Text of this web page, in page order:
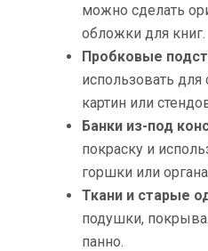
можно сделать
обложки для книг.
Пробковые
использовать для
картин или
Банки из-под
покраску и
горшки или
Ткани и старые
подушки,
панно.